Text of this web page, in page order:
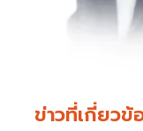
ข่าวที่เกี่ยวข้